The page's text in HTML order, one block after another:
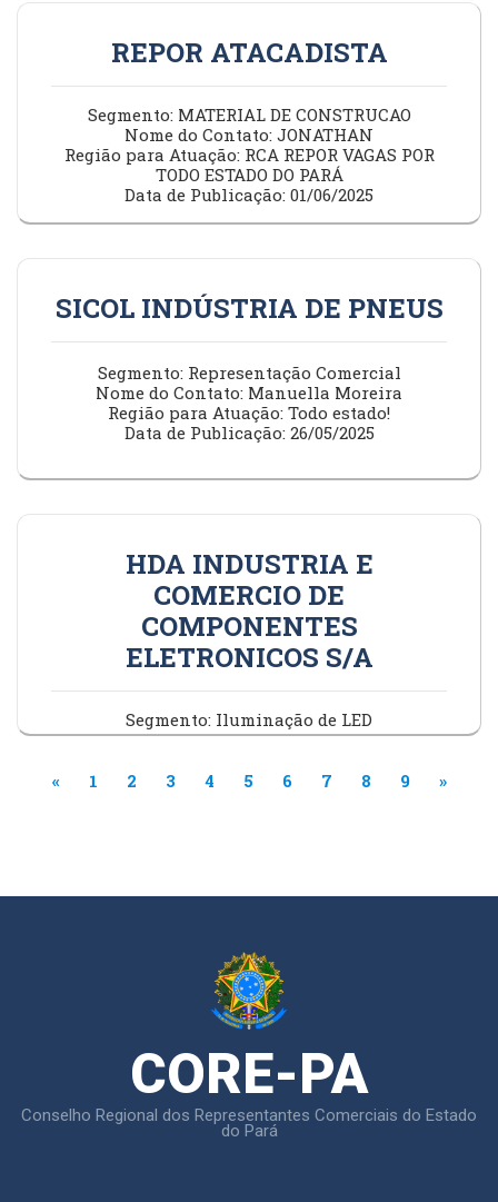
REPOR ATACADISTA
Segmento: MATERIAL DE CONSTRUCAO
Nome do Contato: JONATHAN
Região para Atuação: RCA REPOR VAGAS POR
TODO ESTADO DO PARÁ
Data de Publicação: 01/06/2025
SICOL INDÚSTRIA DE PNEUS
Segmento: Representação Comercial
Nome do Contato: Manuella Moreira
Região para Atuação: Todo estado!
Data de Publicação: 26/05/2025
HDA INDUSTRIA E
COMERCIO DE
COMPONENTES
ELETRONICOS S/A
Segmento: Iluminação de LED
Nome do Contato: Francisco Neto
Marabá, Belém)
« 1 2 3 4 5 6 7 8 9 »
CORE-PA
Conselho Regional dos Representantes Comerciais do Estado
do Pará